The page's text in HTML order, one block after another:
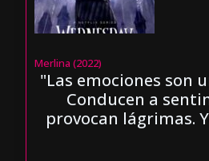
Merlina (2022)
"Las emociones son
Conducen a
provocan lágrimas.